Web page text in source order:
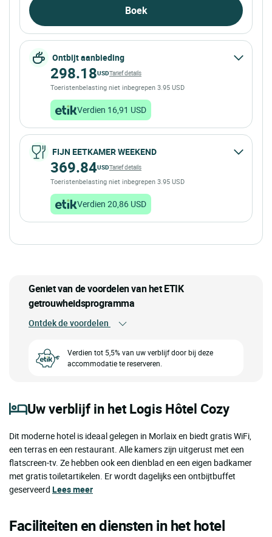
Boek
Ontbijt aanbieding
298.18USDTarief details
Toeristenbelasting niet inbegrepen 3.95 USD
Verdien 16,91 USD
FIJN EETKAMER WEEKEND
369.84USDTarief details
Toeristenbelasting niet inbegrepen 3.95 USD
Verdien 20,86 USD
Geniet van de voordelen van het ETIK
getrouwheidsprogramma
Ontdek de voordelen
Verdien tot 5,5% van uw verblijf door bij deze
accommodatie te reserveren.
Uw verblijf in het Logis Hôtel Cozy
Dit moderne hotel is ideaal gelegen in Morlaix en biedt gratis WiFi,
een terras en een restaurant. Alle kamers zijn uitgerust met een
flatscreen-tv. Ze hebben ook een dienblad en een eigen badkamer
met gratis toiletartikelen. Er wordt dagelijks een ontbijtbuffet
geserveerd Lees meer
Faciliteiten en diensten in het hotel